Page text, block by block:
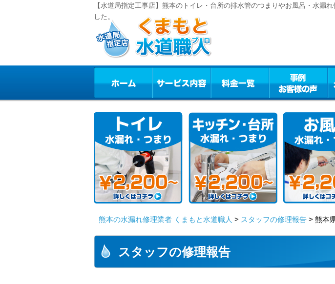
【水道局指定工事店】熊本のトイレ・台所の排水管のつまりやお風呂・水漏
した。
熊本の水漏れ修理業者 くまもと水道職人 > スタッフの修理報告 > 熊本
スタッフの修理報告